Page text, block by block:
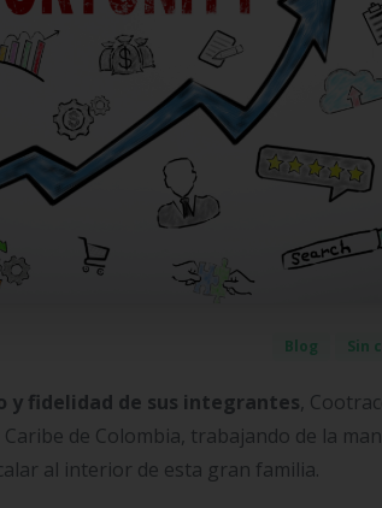
Blog Sin
y fidelidad de sus integrantes,
de Colombia, trabajando de la
al interior de esta gran familia.